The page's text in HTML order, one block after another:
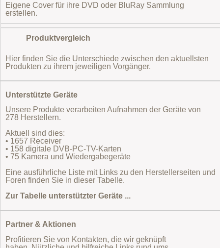
Eigene Cover für ihre DVD oder BluRay Sammlung
erstellen.
Produktvergleich
Hier finden Sie die Unterschiede zwischen den aktuellsten
Produkten zu ihrem jeweiligen Vorgänger.
Unterstützte Geräte
Unsere Produkte verarbeiten Aufnahmen der Geräte von
278 Herstellern.
Aktuell sind dies:
• 1657 Receiver
• 158 digitale DVB-PC-TV-Karten
• 75 Kamera und Wiedergabegeräte
Eine ausführliche Liste mit Links zu den Herstellerseiten und
Foren finden Sie in dieser Tabelle.
Zur Tabelle unterstützter Geräte ...
Partner & Aktionen
Profitieren Sie von Kontakten, die wir geknüpft